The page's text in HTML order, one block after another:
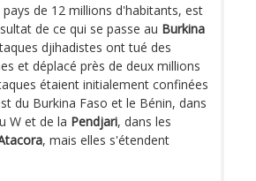
de 12 millions d'habitants, est
de ce qui se passe au Burkina
djihadistes ont tué des
et déplacé près de deux millions
étaient initialement confinées
du Burkina Faso et le Bénin, dans
W et de la Pendjari, dans les
, mais elles s'étendent